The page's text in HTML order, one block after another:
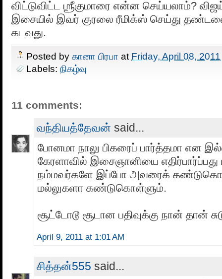
விட்டுவிட்ட ஶ்ரீகுமாரை என்ன செய்யலாம்?
இசையில் இவர் குரலை ரீமிக்ஸ் செய்து
கடவது.
Posted by கானா பிரபா at Friday, April 08, 2011
Labels: நிகழ்வு
11 comments:
வந்தியத்தேவன் said...
போனமா நாலு பிகரைப் பார்த்தமா என
கேரளாவில் இசைஞானியை
நம்மவர்களே இப்போ அவரைக்
மல்லுகளா கண்டுகொள்ளும்.
சூட்டோடூ சூடான பதிவுக்கு நான் தான்
April 9, 2011 at 1:01 AM
சித்தன்555 said...